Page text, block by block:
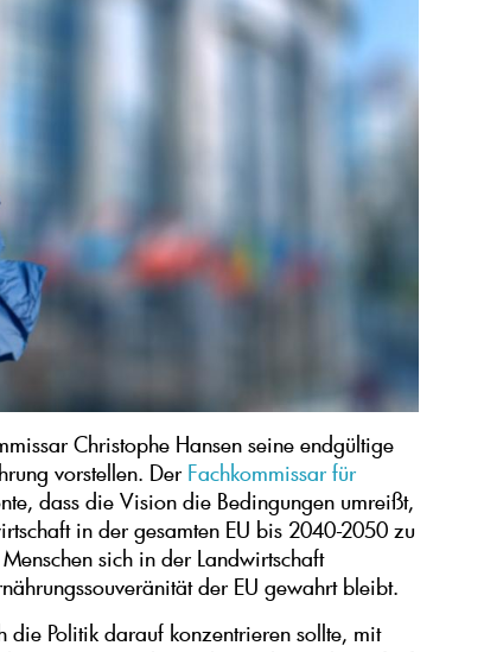
Christophe Hansen seine endgültige
vorstellen. Der Fachkommissar für
dass die Vision die Bedingungen umreißt,
in der gesamten EU bis 2040-2050 zu
sich in der Landwirtschaft
der EU gewahrt bleibt.
die Politik darauf konzentrieren sollte, mit